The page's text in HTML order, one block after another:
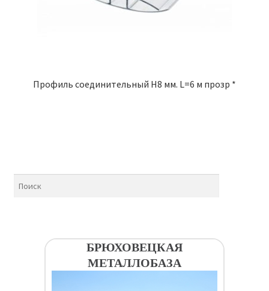
Профиль соединительный Н8 мм. L=6 м прозр *
БРЮХОВЕЦКАЯ
МЕТАЛЛОБАЗА